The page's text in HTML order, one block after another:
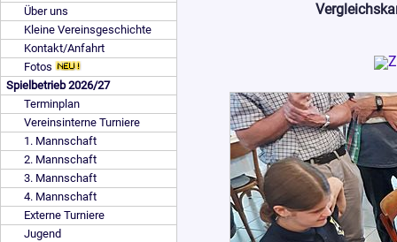
Über uns
Kleine Vereinsgeschichte
Kontakt/Anfahrt
Fotos
Spielbetrieb 2026/27
Terminplan
Vereinsinterne Turniere
1. Mannschaft
2. Mannschaft
3. Mannschaft
4. Mannschaft
Externe Turniere
Jugend